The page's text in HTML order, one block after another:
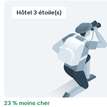
Hôtel 3 étoile(s)
23 % moins cher